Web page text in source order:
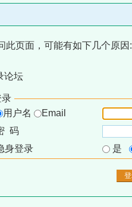
此页面，可能有如下几个原因:
论坛
录
用户名
Email
码
身登录
是